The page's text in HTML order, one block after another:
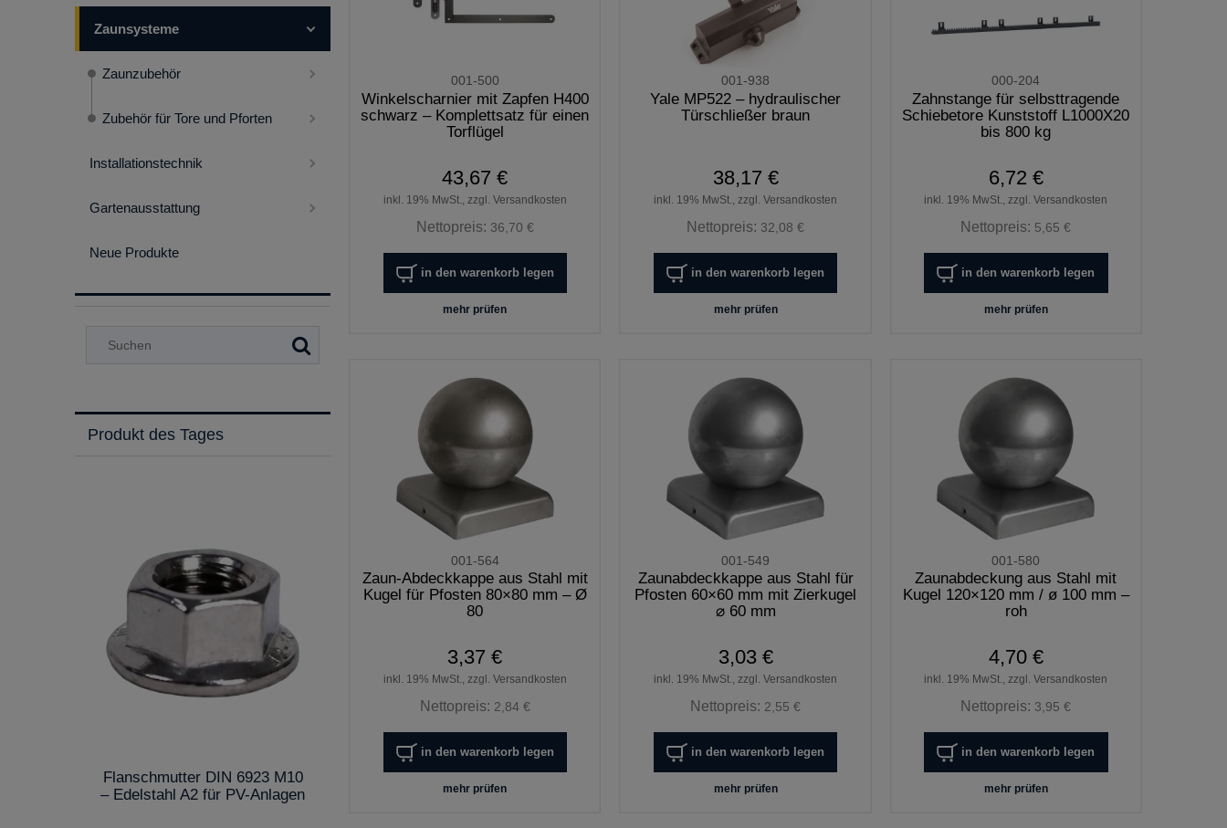
Zaunsysteme
Zaunzubehör
Zubehör für Tore und Pforten
Installationstechnik
Gartenausstattung
Neue Produkte
Produkt des Tages
Flanschmutter DIN 6923 M10
– Edelstahl A2 für PV-Anlagen
001-500
Winkelscharnier mit Zapfen H400
schwarz – Komplettsatz für einen
Torflügel
43,67 €
inkl. 19% MwSt., zzgl. Versandkosten
Nettopreis: 36,70 €
in den warenkorb legen
mehr prüfen
001-938
Yale MP522 – hydraulischer
Türschließer braun
38,17 €
inkl. 19% MwSt., zzgl. Versandkosten
Nettopreis: 32,08 €
in den warenkorb legen
mehr prüfen
000-204
Zahnstange für selbsttragende
Schiebetore Kunststoff L1000X20
bis 800 kg
6,72 €
inkl. 19% MwSt., zzgl. Versandkosten
Nettopreis: 5,65 €
in den warenkorb legen
mehr prüfen
001-564
Zaun-Abdeckkappe aus Stahl mit
Kugel für Pfosten 80×80 mm – Ø
80
3,37 €
inkl. 19% MwSt., zzgl. Versandkosten
Nettopreis: 2,84 €
in den warenkorb legen
mehr prüfen
001-549
Zaunabdeckkappe aus Stahl für
Pfosten 60×60 mm mit Zierkugel
⌀ 60 mm
3,03 €
inkl. 19% MwSt., zzgl. Versandkosten
Nettopreis: 2,55 €
in den warenkorb legen
mehr prüfen
001-580
Zaunabdeckung aus Stahl mit
Kugel 120×120 mm / ø 100 mm –
roh
4,70 €
inkl. 19% MwSt., zzgl. Versandkosten
Nettopreis: 3,95 €
in den warenkorb legen
mehr prüfen